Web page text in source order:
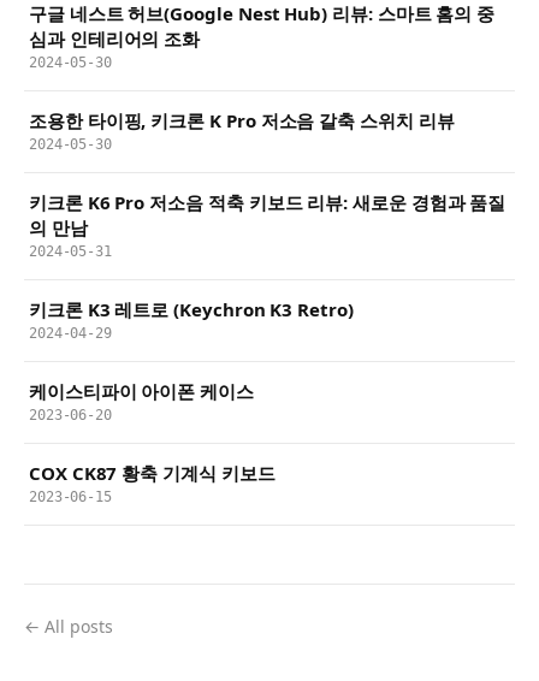
구글 네스트 허브(Google Nest Hub) 리뷰: 스마트 홈의 중
심과 인테리어의 조화
2024-05-30
조용한 타이핑, 키크론 K Pro 저소음 갈축 스위치 리뷰
2024-05-30
키크론 K6 Pro 저소음 적축 키보드 리뷰: 새로운 경험과 품질
의 만남
2024-05-31
키크론 K3 레트로 (Keychron K3 Retro)
2024-04-29
케이스티파이 아이폰 케이스
2023-06-20
COX CK87 황축 기계식 키보드
2023-06-15
← All posts